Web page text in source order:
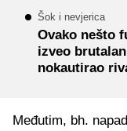
Šok i nevjerica
Ovako nešto
izveo
nokautirao
Međutim, bh.